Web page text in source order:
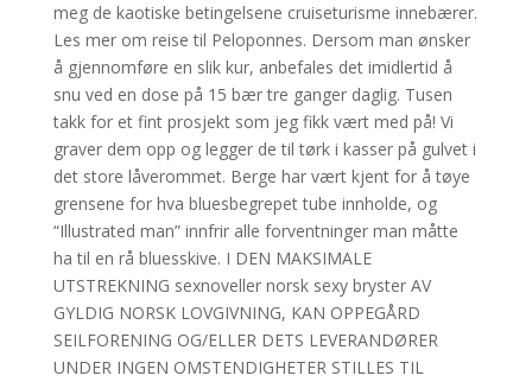
meg de kaotiske betingelsene cruiseturisme innebærer.
Les mer om reise til Peloponnes. Dersom man ønsker
å gjennomføre en slik kur, anbefales det imidlertid å
snu ved en dose på 15 bær tre ganger daglig. Tusen
takk for et fint prosjekt som jeg fikk vært med på! Vi
graver dem opp og legger de til tørk i kasser på gulvet i
det store låverommet. Berge har vært kjent for å tøye
grensene for hva bluesbegrepet tube innholde, og
“Illustrated man” innfrir alle forventninger man måtte
ha til en rå bluesskive. I DEN MAKSIMALE
UTSTREKNING sexnoveller norsk sexy bryster AV
GYLDIG NORSK LOVGIVNING, KAN OPPEGÅRD
SEILFORENING OG/ELLER DETS LEVERANDØRER
UNDER INGEN OMSTENDIGHETER STILLES TIL